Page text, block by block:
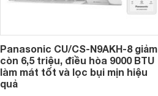
Panasonic CU/CS-N9AKH-8 giảm
còn 6,5 triệu, điều hòa 9000 BTU
làm mát tốt và lọc bụi mịn hiệu
quả